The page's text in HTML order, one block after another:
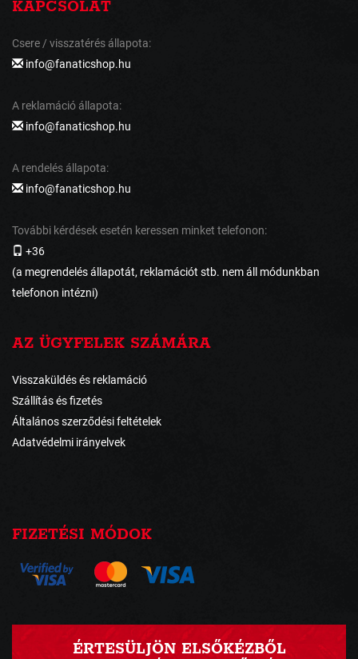
KAPCSOLAT
Csere / visszatérés állapota:
info@fanaticshop.hu
A reklamáció állapota:
info@fanaticshop.hu
A rendelés állapota:
info@fanaticshop.hu
További kérdések esetén keressen minket telefonon:
+36
(a megrendelés állapotát, reklamációt stb. nem áll módunkban
telefonon intézni)
AZ ÜGYFELEK SZÁMÁRA
Visszaküldés és reklamáció
Szállítás és fizetés
Általános szerződési feltételek
Adatvédelmi irányelvek
FIZETÉSI MÓDOK
ÉRTESÜLJÖN ELSŐKÉZBŐL